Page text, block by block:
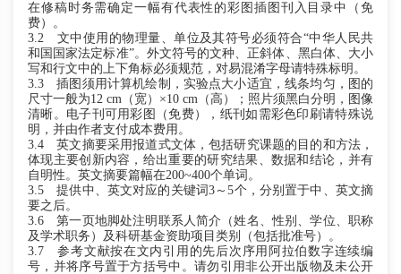
在修稿时务需确定一幅有代表性的彩图插图刊入目录中（免
费）。
3.2
文中使用的物理量、单位及其符号必须符合“中华人民共
和国国家法定标准”。外文符号的文种、正斜体、黑白体、大小
写和行文中的上下角标必须规范，对易混淆字母请特殊标明。
3.3
插图须用计算机绘制，实验点大小适宜，线条均匀，图的
尺寸一般为12 cm（宽）×10 cm（高）；照片须黑白分明，图像
清晰。电子刊可用彩图（免费），纸刊如需彩色印刷请特殊说
明，并由作者支付成本费用。
3.4
英文摘要采用报道式文体，包括研究课题的目的和方法，
体现主要创新内容，给出重要的研究结果、数据和结论，并有
自明性。英文摘要篇幅在200~400个单词。
3.5
提供中、英文对应的关键词3～5个，分别置于中、英文摘
要之后。
3.6
第一页地脚处注明联系人简介（姓名、性别、学位、职称
及学术职务）及科研基金资助项目类别（包括批准号）。
3.7
参考文献按在文内引用的先后次序用阿拉伯数字连续编
号，并将序号置于方括号中。请勿引用非公开出版物及未公开